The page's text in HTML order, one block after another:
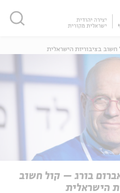
בציבוריות הישראלית
בורג – קול חשוב
הישראלית